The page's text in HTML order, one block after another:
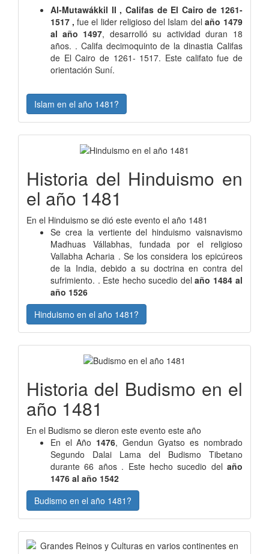
Al-Mutawákkil II , Califas de El Cairo de 1261-
1517 , fue el lider religioso del Islam del año 1479
al año 1497, desarrolló su actividad duran 18
años. . Califa decimoquinto de la dinastia Califas
de El Cairo de 1261- 1517. Este califato fue de
orientación Suní.
Islam en el año 1481?
Historia del Hinduismo en
el año 1481
En el Hinduismo se dió este evento el año 1481
Se crea la vertiente del hinduismo vaisnavismo
Madhuas Vállabhas, fundada por el religioso
Vallabha Acharia . Se los considera los epicúreos
de la India, debido a su doctrina en contra del
sufrimiento. . Este hecho sucedio del año 1484 al
año 1526
Hinduismo en el año 1481?
Historia del Budismo en el
año 1481
En el Budismo se dieron este evento este año
En el Año 1476, Gendun Gyatso es nombrado
Segundo Dalai Lama del Budismo Tibetano
durante 66 años . Este hecho sucedio del año
1476 al año 1542
Budismo en el año 1481?